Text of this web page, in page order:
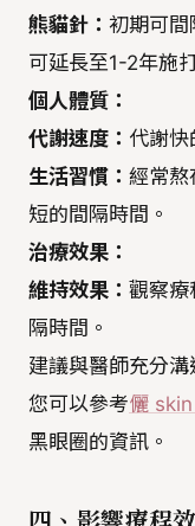
熊貓針： 初期可
可延長至1-2年施
個人體質：
代謝速度： 代謝快
生活習慣： 經常熬
短的間隔時間。
治療效果：
維持效果： 觀察療
隔時間。
建議與醫師充分溝
您可以參考儷
黑眼圈的資訊。